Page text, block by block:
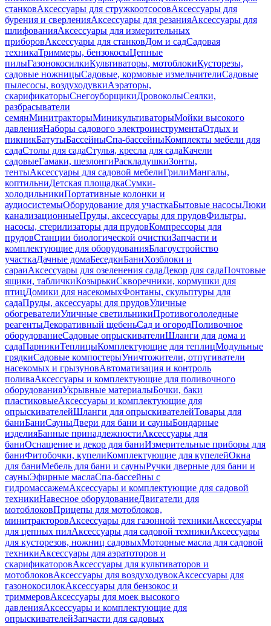
станковАксессуары для стружкоотсосовАксессуары для
бурения и сверленияАксессуары для резанияАксессуары для
шлифованияАксессуары для измерительных
приборовАксессуары для станковДом и садСадовая
техникаТриммеры, бензокосыЦепные
пилыГазонокосилкиКультиваторы, мотоблокиКусторезы,
садовые ножницыСадовые, кормовые измельчителиСадовые
пылесосы, воздуходувкиАэраторы,
скарификаторыСнегоуборщикиДровоколыСеялки,
разбрасыватели
семянМинитракторыМиникультиваторыМойки высокого
давленияНаборы садового электроинструментаОтдых и
пикникБатутыБассейныСпа-бассейныКомплекты мебели для
садаСтолы для садаСтулья, кресла для садаКачели
садовыеГамаки, шезлонгиРаскладушкиЗонты,
тентыАксессуары для садовой мебелиГрилиМангалы,
коптильниДетская площадкаСумки-
холодильникиПортативные колонки и
аудиосистемыОборудование для участкаБытовые насосыЛюки
канализационныеПруды, аксессуары для прудовФильтры,
насосы, стерилизаторы для прудовКомпрессоры для
прудовСтанции биологической очисткиЗапчасти и
комплектующие для оборудованияБлагоустройство
участкаДачные домаБеседкиБаниХозблоки и
сараиАксессуары для озеленения садаДекор для садаПочтовые
ящики, табличкиКозырькиСкворечники, кормушки для
птицДомики для насекомыхФонтаны, скульптуры для
садаПруды, аксессуары для прудовУличные
обогревателиУличные светильникиПротивогололедные
реагентыДекоративный щебеньСад и огородПоливочное
оборудованиеСадовые опрыскивателиШланги для дома и
садаПарникиТеплицыКомплектующие для теплицМодульные
грядкиСадовые компостерыУничтожители, отпугиватели
насекомых и грызуновАвтоматизация и контроль
поливаАксессуары и комплектующие для поливочного
оборудованияУкрывные материалыБочки, баки
пластиковыеАксессуары и комплектующие для
опрыскивателейШланги для опрыскивателейТовары для
баниБаниСауныДвери для бани и сауныБондарные
изделияБанные принадлежностиАксессуары для
баниОснащение и декор для баниИзмерительные приборы для
баниФитобочки, купелиКомплектующие для купелейОкна
для баниМебель для бани и сауныРучки дверные для бани и
сауныЭфирные маслаСпа-бассейны с
гидромассажемАксессуары и комплектующие для садовой
техникиНавесное оборудованиеДвигатели для
мотоблоковПрицепы для мотоблоков,
минитракторовАксессуары для газонной техникиАксессуары
для цепных пилАксессуары для садовой техникиАксессуары
для кусторезов, ножниц садовыхМоторные масла для садовой
техникиАксессуары для аэратоторов и
скарификаторовАксессуары для культиваторов и
мотоблоковАксессуары для воздуходувокАксессуары для
газонокосилокАксессуары для бензокос и
триммеровАксессуары для моек высокого
давленияАксессуары и комплектующие для
опрыскивателейЗапчасти для садовых